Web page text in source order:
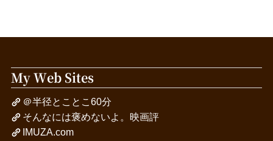
My Web Sites
＠半径とことこ60分
そんなには褒めないよ。映画評
IMUZA.com